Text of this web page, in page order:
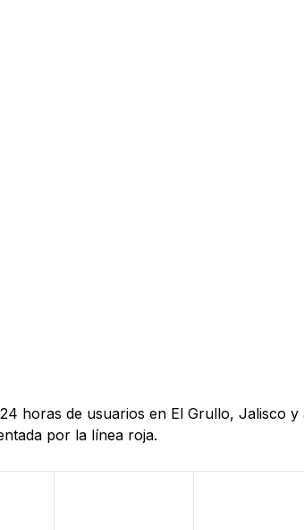
horas de usuarios en El Grullo, Jalisco
por la línea roja.